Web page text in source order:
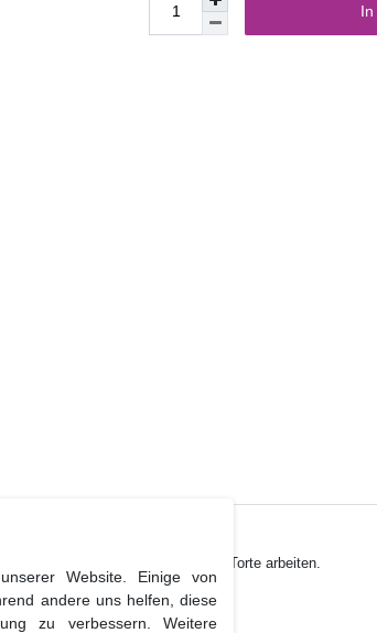
kann man besser am Rand der Torte arbeiten.
Website. Einige von
andere uns helfen, diese
zu verbessern. Weitere